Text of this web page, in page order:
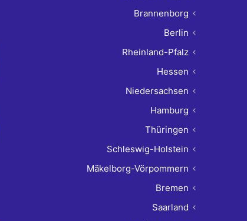
Brannenborg
Berlin
Rheinland-Pfalz
Hessen
Niedersachsen
Hamburg
Thüringen
Schleswig-Holstein
Mäkelborg-Vörpommern
Bremen
Saarland